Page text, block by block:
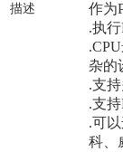
描述
作为
.执
杂的
.支
.支
.可
科、